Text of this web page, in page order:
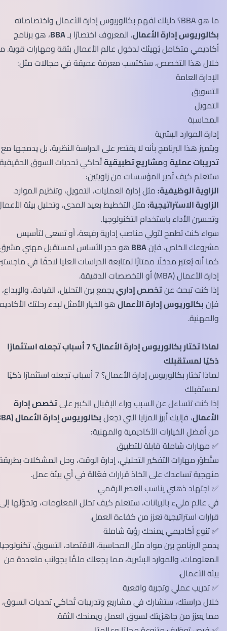
ما هو BBA؟ دليلك لفهم بكالوريوس إدارة الأعمال واختصاصاته
بكالوريوس إدارة الأعمال، المعروف اختصارًا بـ BBA، هو برنامج
أكاديمي متكامل يُهيئك لدخول عالم الأعمال بثقة ومهارات قوية. من
خلال هذا التخصص، ستكتسب معرفة عميقة في مجالات مثل:
الإدارة العامة
التسويق
التمويل
المحاسبة
إدارة الموارد البشرية
ويتميز هذا البرنامج بأنه لا يقتصر على الدراسة النظرية، بل يدمجها مع
تدريبات عمليةومشاريع تطبيقيةتُحاكي تحديات السوق الحقيقية.
ستتعلم كيف تُدير المؤسسات من زاويتين:
الزاوية الوظيفية:مثل إدارة العمليات، التمويل، وتنظيم الموارد.
الزاوية الاستراتيجية:مثل التخطيط بعيد المدى، وتحليل بيئة الأعمال،
وتحسين الأداء باستخدام التكنولوجيا.
سواء كنت تطمح لتولي مناصب إدارية رفيعة، أو تسعى لتأسيس
مشروعك الخاص، فإنBBAهو حجر الأساس لمستقبل مهني مشرق.
كما أنه يُعتبر مدخلًا ممتازًا لمتابعة الدراسات العليا لاحقًا في ماجستير
إدارة الأعمال (MBA) أو التخصصات الدقيقة.
إذا كنت تبحث عنتخصص إدارييجمع بين التحليل، القيادة، والإبداع،
فإنبكالوريوس إدارة الأعمالهو الخيار الأمثل لبدء رحلتك الأكاديمية
والمهنية.
لماذا تختار بكالوريوس إدارة الأعمال؟ 7 أسباب تجعله استثمارًا
ذكيًا لمستقبلك
لماذا تختار بكالوريوس إدارة الأعمال؟ 7 أسباب تجعله استثمارًا ذكيًا
لمستقبلك
إذا كنت تتساءل عن السبب وراء الإقبال الكبير علىتخصص إدارة
الأعمال، فإليك أبرز المزايا التي تجعلبكالوريوس إدارة الأعمال (BBA)
من أفضل الخيارات الأكاديمية والمهنية:
✅ مهارات شاملة قابلة للتطبيق
ستُطوّر مهارات التفكير التحليلي، إدارة الوقت، وحل المشكلات بطريقة
منهجية تساعدك على اتخاذ قرارات فعّالة في أي بيئة عمل.
✅ اجتهاد ذهني يناسب العصر الرقمي
في عالم مليء بالبيانات، ستتعلم كيف تحلل المعلومات، وتحوّلها إلى
قرارات استراتيجية تعزز من كفاءة العمل.
✅ تنوع أكاديمي يمنحك رؤية شاملة
يدمج البرنامج بين مواد مثل المحاسبة، الاقتصاد، التسويق، تكنولوجيا
المعلومات، والموارد البشرية، مما يجعلك ملمًّا بجوانب متعددة من
بيئة الأعمال.
✅ تدريب عملي وتجربة واقعية
خلال دراستك، ستشارك في مشاريع وتدريبات تُحاكي تحديات السوق،
مما يعزز من جاهزيتك لسوق العمل ويمنحك الثقة.